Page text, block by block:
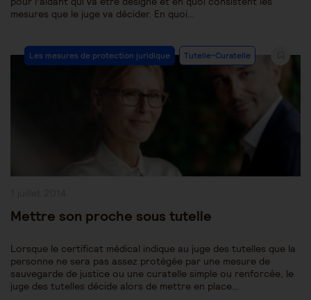
mesures que le juge va décider. En quoi…
Post
Category:
Les mesures de protection juridique Tutelle-Curatelle
Mettre son proche sous tutelle
Lorsque le certificat médical indique au juge des tutelles que la
personne ne sera pas assez protégée par une mesure de
sauvegarde de justice ou une curatelle simple ou renforcée, le
juge des tutelles décide alors de mettre en place…